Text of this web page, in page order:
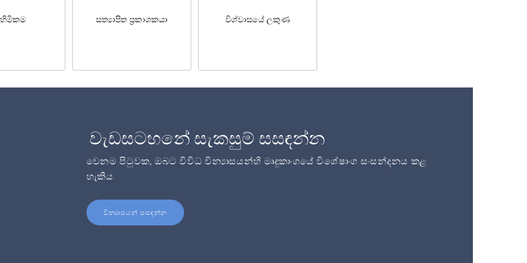
සත්‍යාපිත ප්‍රකාශකයා විශ්වාසයේ ලකුණ
වැඩසටහනේ සැකසුම් සසඳන්න
වෙනම පිටුවක, ඔබට විවිධ වින්‍යාසයන්හි මෘදුකාංගයේ විශේෂාංග සංසන්දනය කළ
හැකිය.
වින්‍යාසයන් සසඳන්න